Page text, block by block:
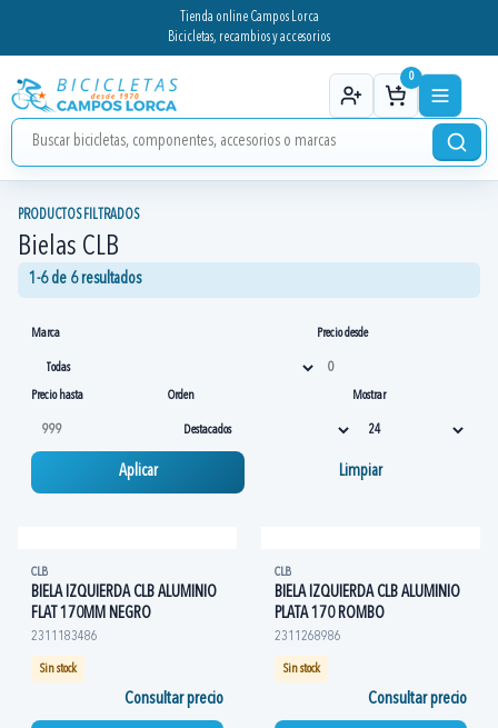
Tienda online Campos Lorca
Bicicletas, recambios y accesorios
0
PRODUCTOS FILTRADOS
Bielas CLB
1-6 de 6 resultados
Marca Precio desde
Precio hasta Orden Mostrar
Aplicar Limpiar
CLB
BIELA IZQUIERDA CLB ALUMINIO
FLAT 170MM NEGRO
2311183486
Sin stock
Consultar precio
CLB
BIELA IZQUIERDA CLB ALUMINIO
PLATA 170 ROMBO
2311268986
Sin stock
Consultar precio